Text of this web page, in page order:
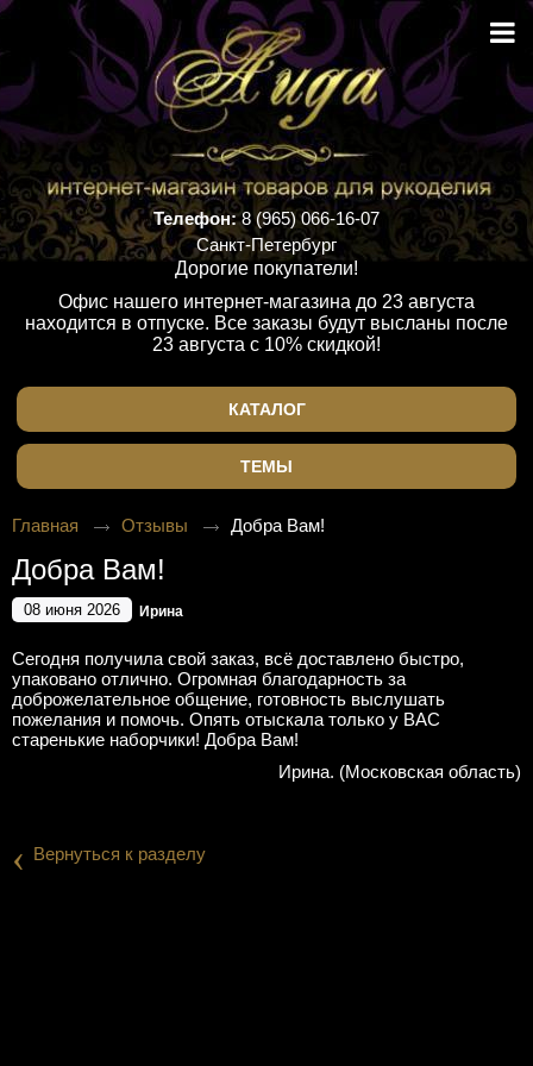
Телефон:8 (965) 066-16-07
Санкт-Петербург
Дорогие покупатели!
Офис нашего интернет-магазина до 23 августа
находится в отпуске. Все заказы будут высланы после
23 августа с 10% скидкой!
КАТАЛОГ
ТЕМЫ
Главная Отзывы Добра Вам!
Добра Вам!
08 июня 2026 Ирина
Сегодня получила свой заказ, всё доставлено быстро,
упаковано отлично. Огромная благодарность за
доброжелательное общение, готовность выслушать
пожелания и помочь. Опять отыскала только у ВАС
старенькие наборчики! Добра Вам!
Ирина. (Московская область)
‹ Вернуться к разделу